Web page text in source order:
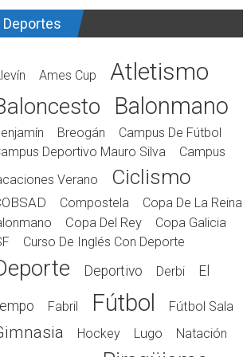
Deportes
Ames Cup Atletismo
Balonmano
Breogán
Campus De Fútbol
Deportivo Mauro Silva
Campus
Verano
Ciclismo
Compostela
Copa De La Reina
Copa Del Rey
Copa Galicia
Curso De Inglés Con Deporte
Deportivo Derbi El
Fabril Fútbol Fútbol Sala
Hockey Lugo Natación